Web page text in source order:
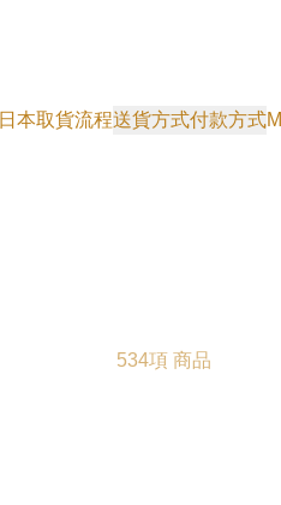
日本取貨流程送貨方式付款方式
534項 商品